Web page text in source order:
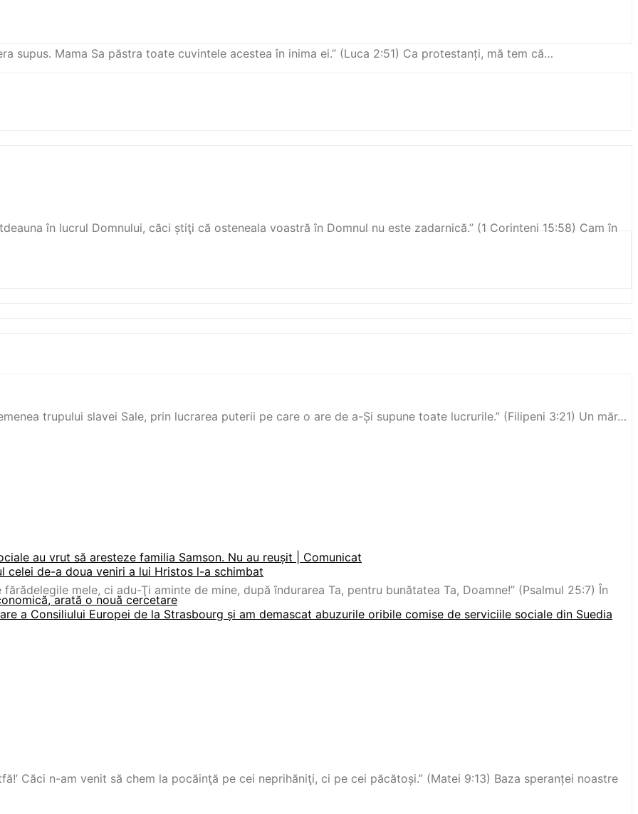
au vrut să aresteze familia Samson. Nu au reușit | Comunicat
celei de-a doua veniri a lui Hristos l-a schimbat
arată o nouă cercetare
a Consiliului Europei de la Strasbourg și am demascat abuzurile oribile comise de serviciile sociale din Suedia
supus. Mama Sa păstra toate cuvintele acestea în inima ei.” (Luca 2:51) Ca protestanți, mă tem că…
în lucrul Domnului, căci știţi că osteneala voastră în Domnul nu este zadarnică.” (1 Corinteni‬ ‭15:58‬) Cam în
trupului slavei Sale, prin lucrarea puterii pe care o are de a-Și supune toate lucrurile.” ‭‭(Filipeni‬ ‭3:21‬) Un măr…
mele, ci adu-Ţi aminte de mine, după îndurarea Ta, pentru bunătatea Ta, Doamne!” (Psalmul‬ ‭25:7‬) În
Căci n-am venit să chem la pocăinţă pe cei neprihăniţi, ci pe cei păcătoși.” (Matei‬ ‭9:13‬) Baza speranței noastre